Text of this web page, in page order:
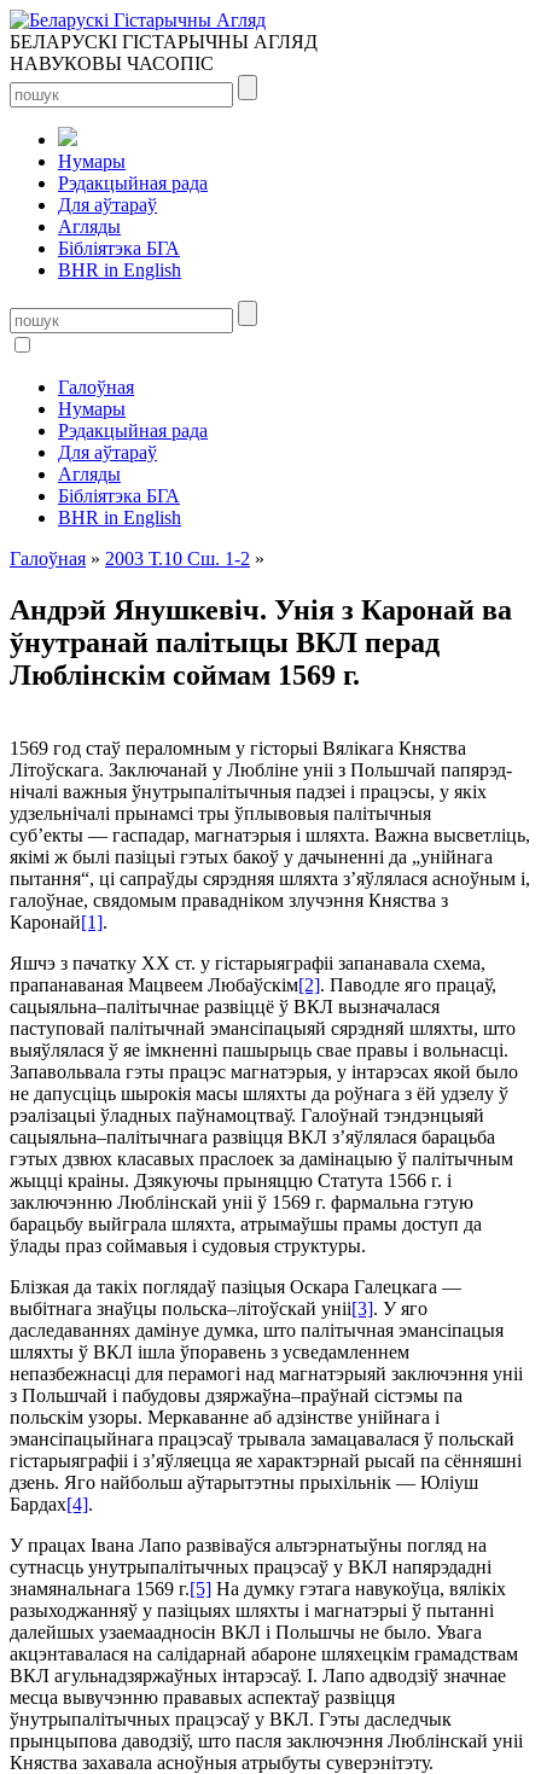
БЕЛАРУСКІ ГІСТАРЫЧНЫ АГЛЯД
НАВУКОВЫ ЧАСОПІС
Нумары
Рэдакцыйная рада
Для аўтараў
Агляды
Бібліятэка БГА
BHR in English
Галоўная
Нумары
Рэдакцыйная рада
Для аўтараў
Агляды
Бібліятэка БГА
BHR in English
Галоўная » 2003 Т.10 Сш. 1-2 »
Андрэй Янушкевіч. Унія з Каронай ва
ўнутранай палітыцы ВКЛ перад
Люблінскім соймам 1569 г.
1569 год стаў пераломным у гісторыі Вялікага Княства
Літоўскага. Заключанай у Любліне уніі з Польшчай папярэд­
нічалі важныя ўнутрыпалітычныя падзеі і працэсы, у якіх
удзель­нічалі прынамсі тры ўплывовыя палітычныя
суб’екты — гаспадар, магнатэрыя і шляхта. Важна высветліць,
якімі ж былі пазіцыі гэтых бакоў у дачыненні да „уній­нага
пытання“, ці сапраўды сярэдняя шляхта з’яўлялася асноўным і,
галоўнае, свядомым правадніком злучэння Княства з
Каронай[1].
Яшчэ з пачатку ХХ ст. у гістарыяграфіі запанавала схема,
прапанаваная Мацвеем Любаўскім[2]. Паводле яго працаў,
сацыяльна–палітычнае развіццё ў ВКЛ вызначалася
паступовай палітычнай эмансіпацыяй сярэдняй шляхты, што
выяўлялася ў яе імкненні пашырыць свае правы і вольнасці.
Запавольвала гэты працэс магнатэрыя, у інтарэсах якой было
не дапусціць шырокія масы шляхты да роўнага з ёй удзелу ў
рэалізацыі ўладных паўнамоцтваў. Галоўнай тэндэнцыяй
сацыяльна–палітычнага развіцця ВКЛ з’яўлялася барацьба
гэтых дзвюх класавых праслоек за дамінацыю ў палітычным
жыцці краіны. Дзякуючы прыняццю Статута 1566 г. і
заключэнню Люблінскай уніі ў 1569 г. фармальна гэтую
барацьбу выйграла шляхта, атрымаўшы прамы доступ да
ўлады праз соймавыя і судовыя структуры.
Блізкая да такіх поглядаў пазіцыя Оскара Галецкага —
выбітнага знаўцы польска–літоўскай уніі[3]. У яго
даследаваннях дамінуе думка, што палітычная эмансіпацыя
шляхты ў ВКЛ ішла ўпоравень з усведамленнем
непазбежнасці для перамогі над магнатэрыяй заключэння уніі
з Польшчай і пабудовы дзяржаўна–праўнай сістэмы па
польскім узоры. Меркаванне аб адзінстве унійнага і
эмансіпацыйнага працэсаў трывала замацавалася ў польскай
гістарыяграфіі і з’яўляецца яе характэрнай рысай па сённяшні
дзень. Яго найбольш аўтарытэтны прыхільнік — Юліуш
Бардах[4].
У працах Івана Лапо развіваўся альтэрнатыўны погляд на
сутнасць унутрыпалітычных працэсаў у ВКЛ напярэдадні
знамянальнага 1569 г.[5] На думку гэтага навукоўца, вялікіх
разыходжанняў у пазіцыях шляхты і магнатэрыі ў пытанні
далейшых узаемаадносін ВКЛ і Польшчы не было. Увага
акцэнтавалася на салідарнай абароне шляхецкім грамадствам
ВКЛ агульнадзяржаўных інтарэсаў. І. Лапо адводзіў значнае
месца вывучэнню прававых аспектаў развіцця
ўнутрыпалітычных працэсаў у ВКЛ. Гэты даследчык
прынцыпова даводзіў, што пасля заключэння Люблінскай уніі
Княства захавала асноўныя атрыбуты суверэнітэту.